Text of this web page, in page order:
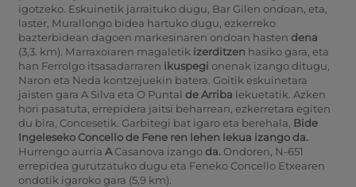
igotzeko. Eskuinetik jarraituko dugu, Bar Gilen ondoan, eta,
laster, Murallongo bidea hartuko dugu, ezkerreko
bazterbidean dagoen markesinaren ondoan hasten dena
(3,3. km). Marraxoiaren magaletik izerditzen hasiko gara, eta
han Ferrolgo itsasadarraren ikuspegi onenak izango ditugu,
Naron eta Neda kontzejuekin batera. Goitik eskuinetara
jaisten gara A Silva eta O Puntal de Arriba lekuetatik. Azken
hori pasatuta, errepidera jaitsi beharrean, ezkerretara egiten
du bira, Concesetik. Garbitegi bat igaro eta berehala, Bide
Ingeleseko Concellode Fene ren lehen lekua izango da.
Hurrengo aurria ACasanova izangoda.Ondoren, N-651
errepidea gurutzatuko dugu eta Feneko Concello Etxearen
ondotik igaroko gara (5,9 km).